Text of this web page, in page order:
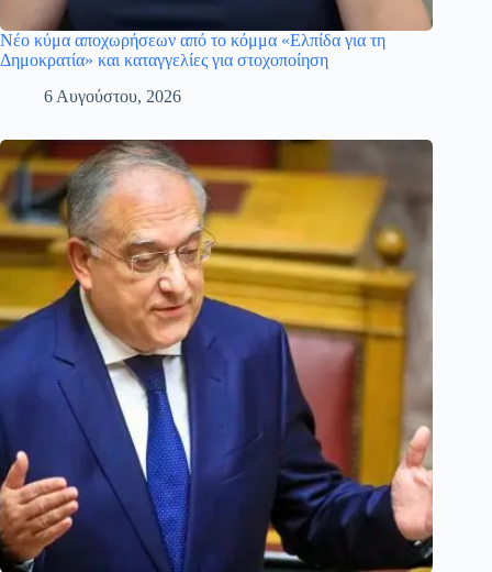
Νέο κύμα αποχωρήσεων από το κόμμα «Ελπίδα για τη
Δημοκρατία» και καταγγελίες για στοχοποίηση
6 Αυγούστου, 2026